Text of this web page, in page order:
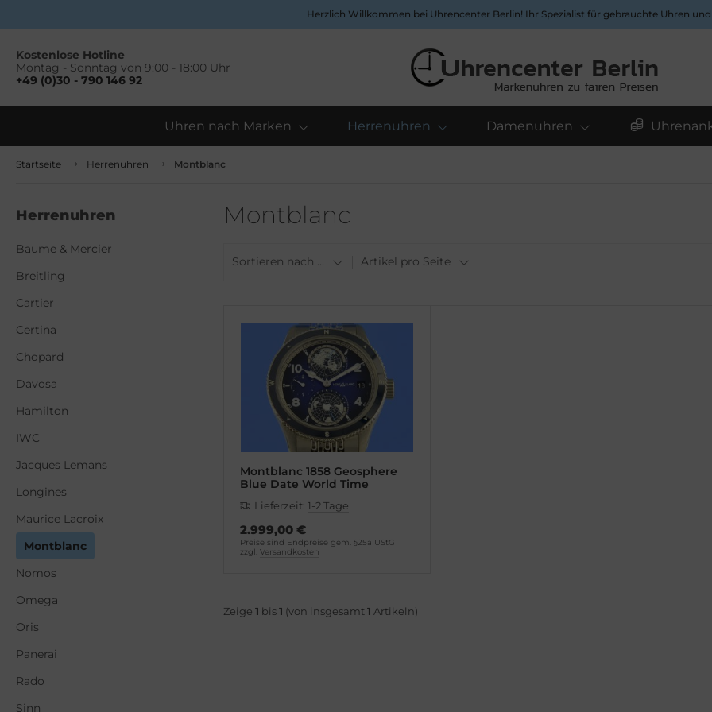
Herzlich Willkommen bei Uhrencenter Berlin! Ihr Spezialist für gebrauchte Uhren
Kostenlose Hotline
Montag - Sonntag von 9:00 - 18:00 Uhr
+49 (0)30 - 790 146 92
Uhren nach Marken Herrenuhren Damenuhren
Startseite Herrenuhren Montblanc
Herrenuhren
Baume & Mercier
Breitling
Cartier
Certina
Chopard
Davosa
Hamilton
IWC
Jacques Lemans
Longines
Maurice Lacroix
Montblanc
Nomos
Omega
Oris
Panerai
Rado
Sinn
Montblanc
Sortieren nach ... Artikel pro Seite
Montblanc 1858 Geosphere
Blue Date World Time
Lieferzeit: 1-2 Tage
2.999,00 €
Preise sind Endpreise gem. §25a UStG
zzgl. Versandkosten
Zeige 1 bis1 (von insgesamt 1 Artikeln)
Alles anzeigen aus Uhren nach Marken
Lemans
LeCoultre
Berlin
Lacroix
Alles anzeigen aus Damenuhren
Söhnle
Lemans
LeCoultre
Lacroix